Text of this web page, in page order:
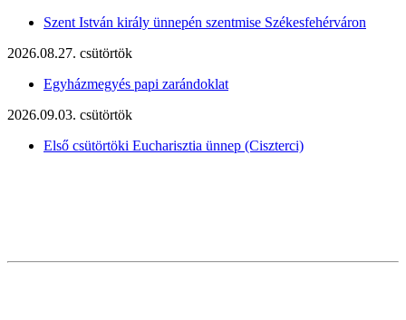
Szent István király ünnepén szentmise Székesfehérváron
2026.08.27. csütörtök
Egyházmegyés papi zarándoklat
2026.09.03. csütörtök
Első csütörtöki Eucharisztia ünnep (Ciszterci)